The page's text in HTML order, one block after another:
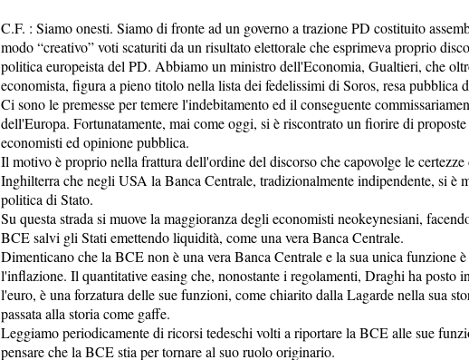
C.F. : Siamo onesti. Siamo di fronte ad un governo a trazione PD costituito
modo “creativo” voti scaturiti da un risultato elettorale che esprimeva proprio
politica europeista del PD. Abbiamo un ministro dell'Economia, Gualtieri, che
economista, figura a pieno titolo nella lista dei fedelissimi di Soros, resa pubblica
Ci sono le premesse per temere l'indebitamento ed il conseguente
dell'Europa. Fortunatamente, mai come oggi, si è riscontrato un fiorire di proposte
economisti ed opinione pubblica.
Il motivo è proprio nella frattura dell'ordine del discorso che capovolge le certezze
Inghilterra che negli USA la Banca Centrale, tradizionalmente indipendente, si è
politica di Stato.
Su questa strada si muove la maggioranza degli economisti neokeynesiani,
BCE salvi gli Stati emettendo liquidità, come una vera Banca Centrale.
Dimenticano che la BCE non è una vera Banca Centrale e la sua unica funzione è
l'inflazione. Il quantitative easing che, nonostante i regolamenti, Draghi ha posto
l'euro, è una forzatura delle sue funzioni, come chiarito dalla Lagarde nella sua
passata alla storia come gaffe.
Leggiamo periodicamente di ricorsi tedeschi volti a riportare la BCE alle sue
pensare che la BCE stia per tornare al suo ruolo originario.